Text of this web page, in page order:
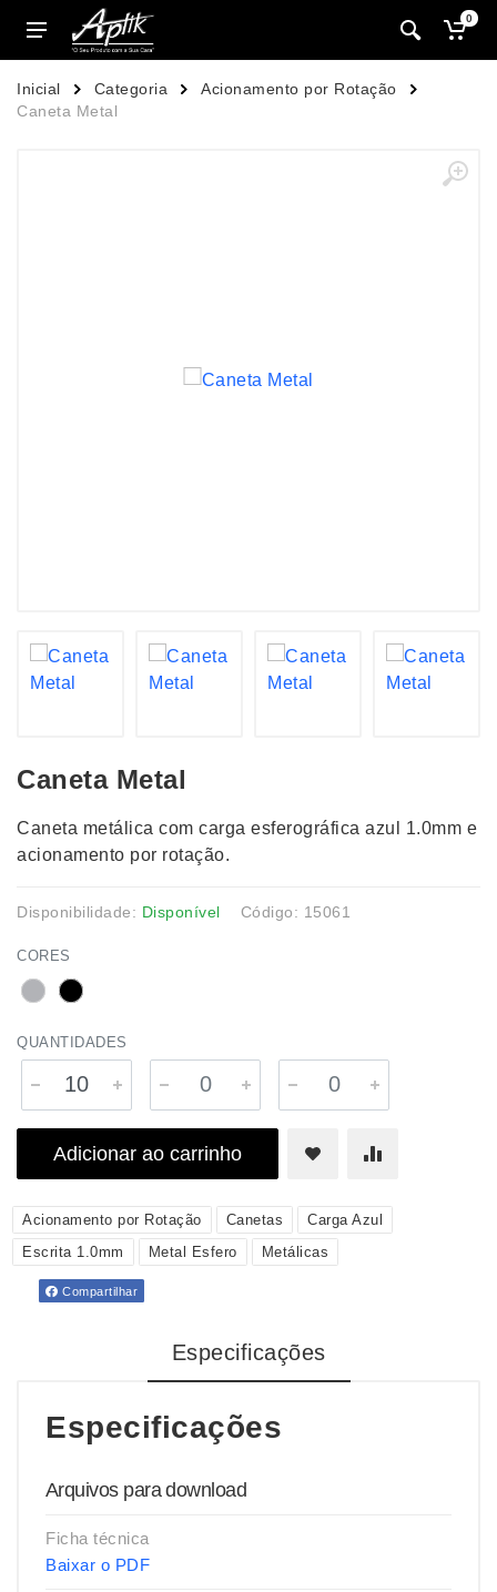
0
Inicial Categoria
Acionamento por Rotação
Caneta Metal
Caneta Metal
Caneta metálica com carga esferográfica azul 1.0mm e
acionamento por rotação.
Disponibilidade: Disponível Código: 15061
CORES
QUANTIDADES
Adicionar ao carrinho
Acionamento por Rotação Canetas
Carga Azul
Escrita 1.0mm
Metal Esfero Metálicas
Compartilhar
Especificações
Especificações
Arquivos para download
Ficha técnica
Baixar o PDF